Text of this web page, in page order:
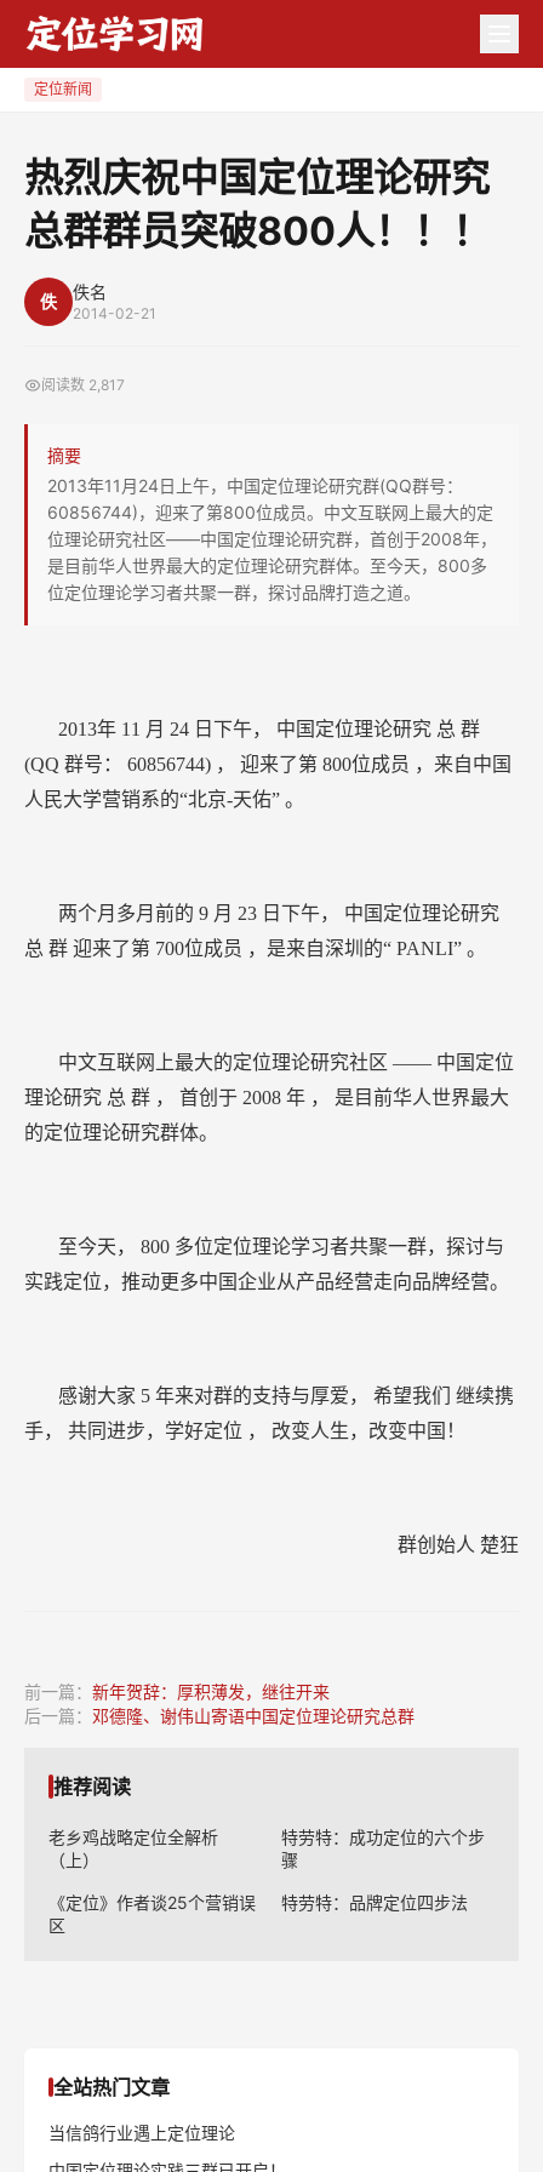
800
定位新闻
热烈庆祝中国定位理论研究
总群群员突破800人！！！
佚 佚名
2014-02-21
阅读数 2,817
摘要
2013年11月24日上午，中国定位理论研究群(QQ群号：
60856744)，迎来了第800位成员。中文互联网上最大的定
位理论研究社区——中国定位理论研究群，首创于2008年，
是目前华人世界最大的定位理论研究群体。至今天，800多
位定位理论学习者共聚一群，探讨品牌打造之道。
2013年 11 月 24 日下午， 中国定位理论研究 总 群
(QQ 群号： 60856744) ， 迎来了第 800位成员 ，来自中国
人民大学营销系的“北京-天佑” 。
两个月多月前的 9 月 23 日下午， 中国定位理论研究
总 群 迎来了第 700位成员 ，是来自深圳的“ PANLI” 。
中文互联网上最大的定位理论研究社区 —— 中国定位
理论研究 总 群 ， 首创于 2008 年 ， 是目前华人世界最大
的定位理论研究群体。
至今天， 800 多位定位理论学习者共聚一群，探讨与
实践定位，推动更多中国企业从产品经营走向品牌经营。
感谢大家 5 年来对群的支持与厚爱， 希望我们 继续携
手， 共同进步，学好定位 ， 改变人生，改变中国！
群创始人 楚狂
前一篇： 新年贺辞：厚积薄发，继往开来
后一篇： 邓德隆、谢伟山寄语中国定位理论研究总群
推荐阅读
老乡鸡战略定位全解析
（上）
特劳特：成功定位的六个步
骤
《定位》作者谈25个营销误
区
特劳特：品牌定位四步法
全站热门文章
当信鸽行业遇上定位理论